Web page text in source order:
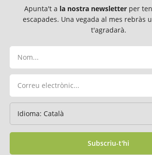
Apunta't a la nostra newsletter per
escapades. Una vegada al mes rebràs
t'agradarà.
Subscriu-t'hi